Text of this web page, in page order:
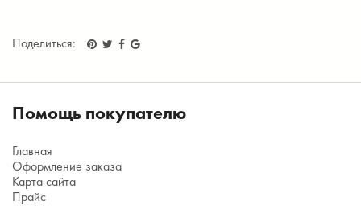
Поделиться:
Помощь покупателю
Главная
Оформление заказа
Карта сайта
Прайс